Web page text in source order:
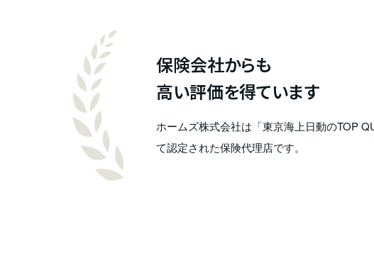
保険会社からも
高い評価を得ています
ホームズ株式会社は「東京海上日動のTOP
て認定された保険代理店です。